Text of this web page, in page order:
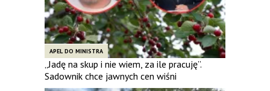
APEL DO MINISTRA
„Jadę na skup i nie wiem, za ile pracuję”.
Sadownik chce jawnych cen wiśni